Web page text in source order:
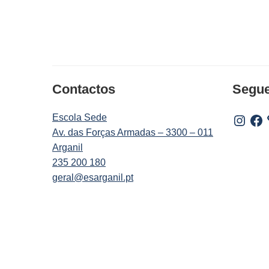
Contactos
Escola Sede
Av. das Forças Armadas – 3300 – 011
Arganil
235 200 180
geral@esarganil.pt